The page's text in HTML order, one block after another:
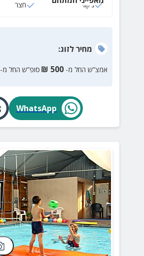
ג‘קוזי חצר
מחירלזוג:
אמצ”ש החל מ- 500
₪ סופ”ש החל מ-
WhatsApp